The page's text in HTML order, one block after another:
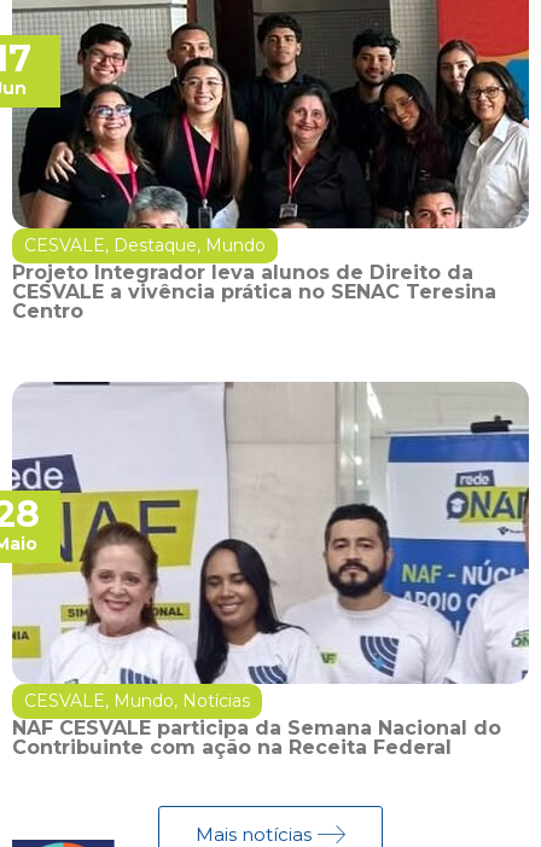
CESVALE, Destaque, Mundo
Projeto Integrador leva alunos de Direito da
CESVALE a vivência prática no SENAC Teresina
Centro
CESVALE, Mundo, Notícias
NAF CESVALE participa da Semana Nacional do
Contribuinte com ação na Receita Federal
Mais notícias